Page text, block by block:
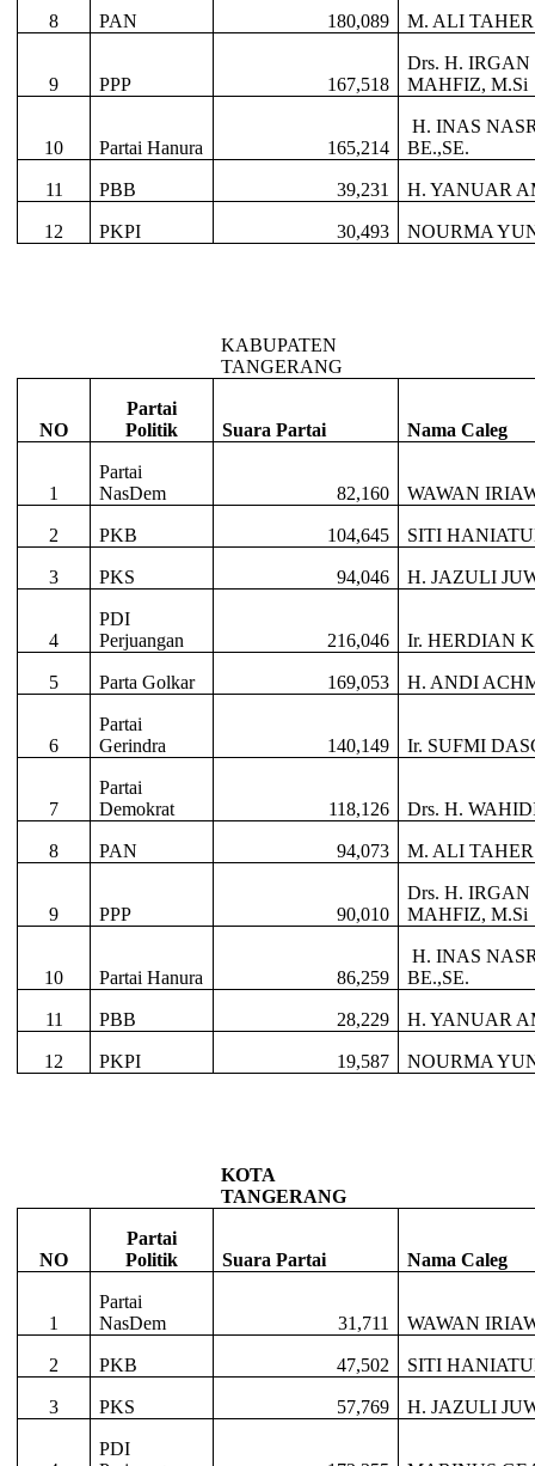
8 PAN 180,089 M. ALI TAHER
9 PPP 167,518
Drs. H.
MAHFIZ, M.Si
10 Partai Hanura 165,214
H. INAS
BE.,SE.
11 PBB 39,231 H. YANUAR
12 PKPI 30,493 NOURMA
KABUPATEN
TANGERANG
NO
Partai
Politik
Suara Partai Nama Caleg
1
Partai
NasDem
82,160 WAWAN
2 PKB 104,645 SITI
3 PKS 94,046 H. JAZULI
4
PDI
Perjuangan
216,046 Ir. HERDIAN
5 Parta Golkar 169,053 H. ANDI
6
Partai
Gerindra
140,149 Ir. SUFMI
7
Partai
Demokrat
118,126 Drs. H.
8 PAN 94,073 M. ALI TAHER
9 PPP 90,010
Drs. H.
MAHFIZ, M.Si
10 Partai Hanura 86,259
H. INAS
BE.,SE.
11 PBB 28,229 H. YANUAR
12 PKPI 19,587 NOURMA
KOTA
TANGERANG
NO
Partai
Politik
Suara Partai Nama Caleg
1
Partai
NasDem
31,711 WAWAN
2 PKB 47,502 SITI
3 PKS 57,769 H. JAZULI
PDI